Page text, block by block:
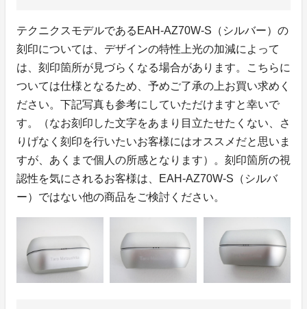
テクニクスモデルであるEAH-AZ70W-S（シルバー）の
刻印については、デザインの特性上光の加減によって
は、刻印箇所が見づらくなる場合があります。こちらに
ついては仕様となるため、予めご了承の上お買い求めく
ださい。下記写真も参考にしていただけますと幸いで
す。（なお刻印した文字をあまり目立たせたくない、さ
りげなく刻印を行いたいお客様にはオススメだと思いま
すが、あくまで個人の所感となります）。刻印箇所の視
認性を気にされるお客様は、EAH-AZ70W-S（シルバ
ー）ではない他の商品をご検討ください。